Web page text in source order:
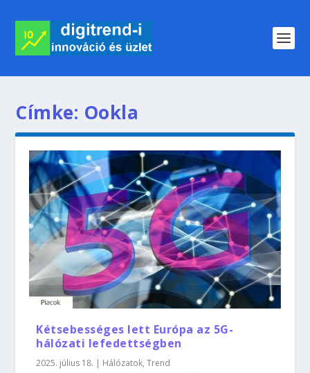
Címke: Ookla
Kétsebességes lett Európa az 5G-
hálózati lefedettségben
2025. július 18. | Hálózatok,Trend